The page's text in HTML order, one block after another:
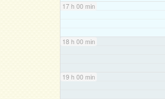
17 h 00 min
18 h 00 min
19 h 00 min